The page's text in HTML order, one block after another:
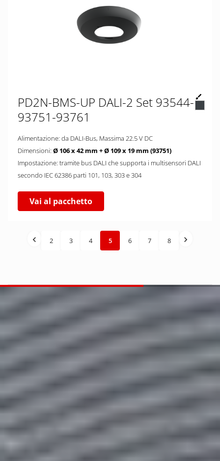
PD2N-BMS-UP DALI-2 Set 93544-
93751-93761
Alimentazione: da DALI-Bus, Massima 22.5 V DC
Dimensioni: Ø 106 x 42 mm + Ø 109 x 19 mm (93751)
Impostazione: tramite bus DALI che supporta i multisensori DALI
secondo IEC 62386 parti 101, 103, 303 e 304
Vai al pacchetto
2 3 4 5 6 7 8